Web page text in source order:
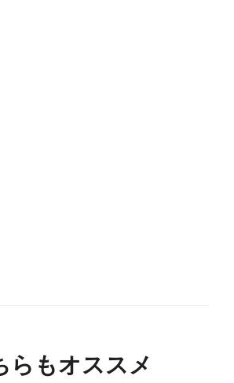
らもオススメ